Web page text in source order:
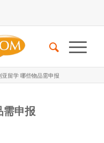
亚留学 哪些物品需申报
申报